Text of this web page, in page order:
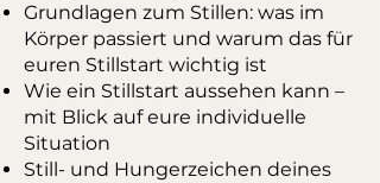
Grundlagen zum Stillen: was im
Körper passiert und warum das für
euren Stillstart wichtig ist
Wie ein Stillstart aussehen kann –
mit Blick auf eure individuelle
Situation
Still- und Hungerzeichen deines